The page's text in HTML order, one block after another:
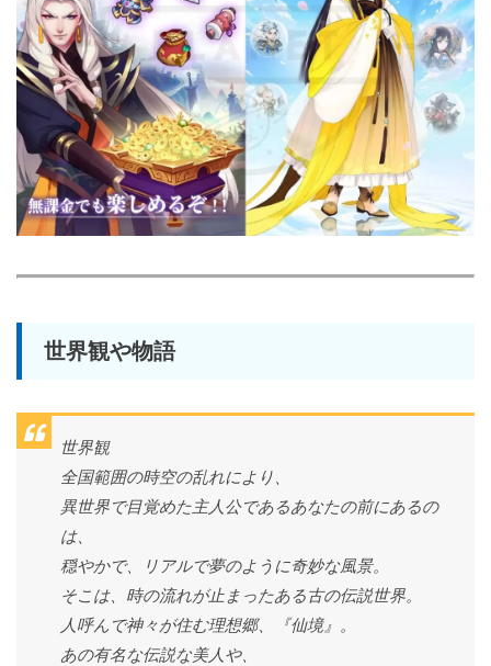
世界観や物語
世界観
全国範囲の時空の乱れにより、
異世界で目覚めた主人公であるあなたの前にあるの
は、
穏やかで、リアルで夢のように奇妙な風景。
そこは、時の流れが止まったある古の伝説世界。
人呼んで神々が住む理想郷、『仙境』。
あの有名な伝説な美人や、